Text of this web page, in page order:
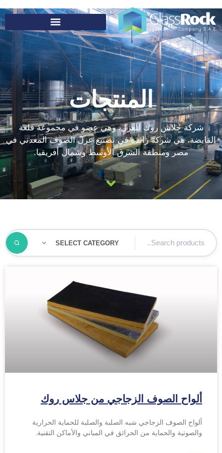
المنتجات
شركة جلاس روك للعزل، وهي عضو في مجموعة قلعة
القابضة، هي شركة رائدة في تصنيع عزل الصوف المعدني في
مصر ومنطقة الشرق الأوسط وشمال أفريقيا.
ألواح الصوف الزجاجي من جلاس روك
ألواح الصوف الزجاجي شبه الصلبة والصلبة للحماية الحرارية
والصوتية والحماية من الحرائق في المباني والأماكن التقنية.